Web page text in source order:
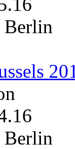
Berlin
Berlin